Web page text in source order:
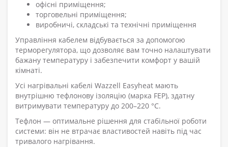
офісні приміщення;
торговельні приміщення;
виробничі, складські та технічні приміщення
Управління кабелем відбувається за допомогою
терморегулятора, що дозволяє вам точно налаштувати
бажану температуру і забезпечити комфорт у вашій
кімнаті.
Усі нагрівальні кабелі Wazzell Easyheat мають
внутрішню тефлонову ізоляцію (марка FEP), здатну
витримувати температуру до 200–220 °C.
Тефлон — оптимальне рішення для стабільної роботи
системи: він не втрачає властивостей навіть під час
тривалого нагрівання.